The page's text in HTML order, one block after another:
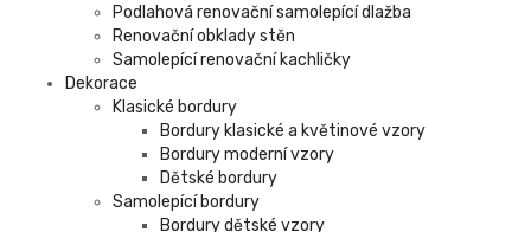
Podlahová renovační samolepící dlažba
Renovační obklady stěn
Samolepící renovační kachličky
Dekorace
Klasické bordury
Bordury klasické a květinové vzory
Bordury moderní vzory
Dětské bordury
Samolepící bordury
Bordury dětské vzory